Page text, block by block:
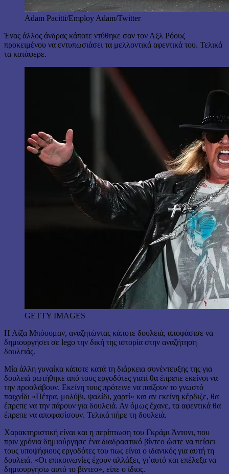
Adam Pacitti/Employ Adam/Twitter
Ένας άλλος άνδρας κάποτε ντύθηκε σαν τον Αξλ Ρόουζ
προκειμένου να εντυπωσιάσει τα μελλοντικά αφεντικά του. Τελικά
τα κατάφερε.
GETTY IMAGES
Η Λίζα Μπόουμαν, αναζητώντας κάποτε δουλειά, αποφάσισε να
δημιουργήσει σε lego την δική της ιστορία στην αναζήτηση
δουλειάς.
Μία άλλη γυναίκα κάποτε κατά τη διάρκεια συνέντευξης της για
δουλειά ρωτήθηκε από τους εργοδότες γιατί θα έπρεπε εκείνοι να
την προσλάβουν. Εκείνη τους πρότεινε να παίξουν το γνωστό
παιχνίδι «Πέτρα, μολύβι, ψαλίδι, χαρτί» και αν εκείνη κέρδιζε, θα
έπρεπε να την πάρουν για δουλειά. Αν όμως έχανε, τα αφεντικά θα
έπρεπε να αποφασίσουν. Τελικά πήρε τη δουλειά.
Χαρακτηριστική είναι και η περίπτωση του Γκράμι Άντονι, που
πριν χρόνια δημιούργησε ένα διαδραστικό βίντεο ώστε να πείσει
τους υποψήφιους εργοδότες του πως είναι ο ιδανικός για αυτή τη
δουλειά. «Οι επικοινωνίες έχουν αλλάξει, γι΄αυτό και επέλεξα να
δημιουργήσω αυτό το βίντεο», είπε ο ίδιος.